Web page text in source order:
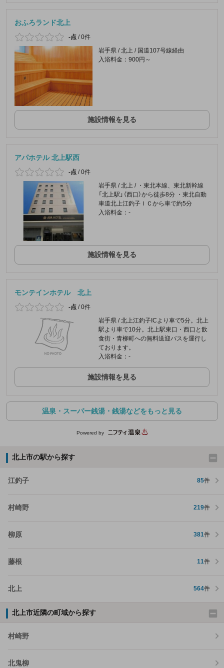
おふろランド北上
-点 /0件
岩手県 / 北上 / 国道107号線経由
入浴料金：900円～
施設情報を見る
アパホテル 北上駅西
-点 /0件
岩手県 / 北上 / ・東北本線、東北新幹線
「北上駅」（西口）から徒歩8分 ・東北自動
車道北上江釣子ＩＣから車で約5分
入浴料金：-
施設情報を見る
モンテインホテル 北上
-点 /0件
岩手県 / 北上江釣子ICより車で5分。北上
駅より車で10分。北上駅東口・西口と飲
食街・青柳町への無料送迎バスを運行し
ております。
入浴料金：-
施設情報を見る
温泉・スーパー銭湯・銭湯などをもっと見る
Powered by
北上市の駅から探す
江釣子 85件
村崎野 219件
柳原 381件
藤根 11件
北上 564件
北上市近隣の町域から探す
村崎野
北鬼柳